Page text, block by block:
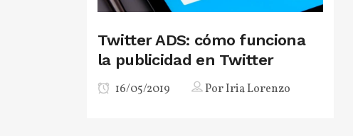
Twitter ADS: cómo funciona
la publicidad en Twitter
16/05/2019 PorIria Lorenzo